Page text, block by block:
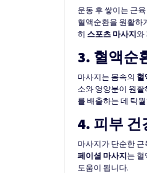
운동 후 쌓이는 근
혈액순환을 원활하
히 스포츠 마사지와
3. 혈액순
마사지는 몸속의 혈
소와 영양분이 원
를 배출하는 데 탁
4. 피부 건
마사지가 단순한
페이셜 마사지는
도움이 됩니다.